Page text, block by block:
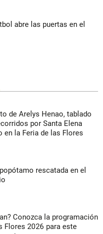
abre las puertas en el
de Arelys Henao, tablado
por Santa Elena
en la Feria de las Flores
rescatada en el
Conozca la programación
Flores 2026 para este